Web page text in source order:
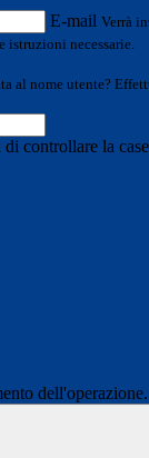
E-mail Verrà
necessarie.
al nome utente?
controllare la